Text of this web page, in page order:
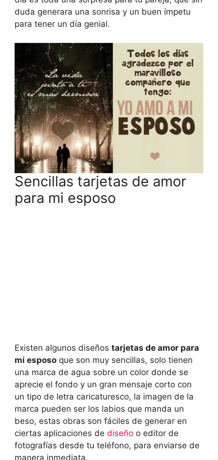
duda generara una sonrisa y un buen ímpetu
para tener un día genial.
Sencillas tarjetas de amor
para mi esposo
Existen algunos diseños tarjetas de amor para
mi esposo que son muy sencillas, solo tienen
una marca de agua sobre un color donde se
aprecie el fondo y un gran mensaje corto con
un tipo de letra caricaturesco, la imagen de la
marca pueden ser los labios que manda un
beso, estas obras son fáciles de generar en
ciertas aplicaciones de diseño o editor de
fotografías desde tu teléfono, para enviarse de
manera inmediata.